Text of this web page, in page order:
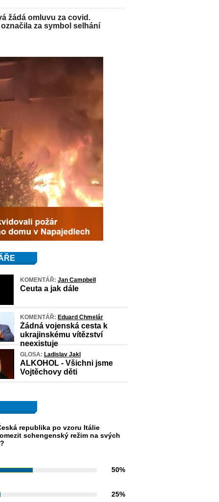
žádá omluvu za covid.
za symbol selhání
KOMENTÁŘ: Jan Campbell
Ceuta a jak dále
KOMENTÁŘ: Eduard Chmelár
Žádná vojenská cesta k
ukrajinskému vítězství
neexistuje
GLOSA: Ladislav Jakl
ALKOHOL - Všichni jsme
Vojtěchovy děti
republika po vzoru Itálie
schengenský režim na svých
50%
25%